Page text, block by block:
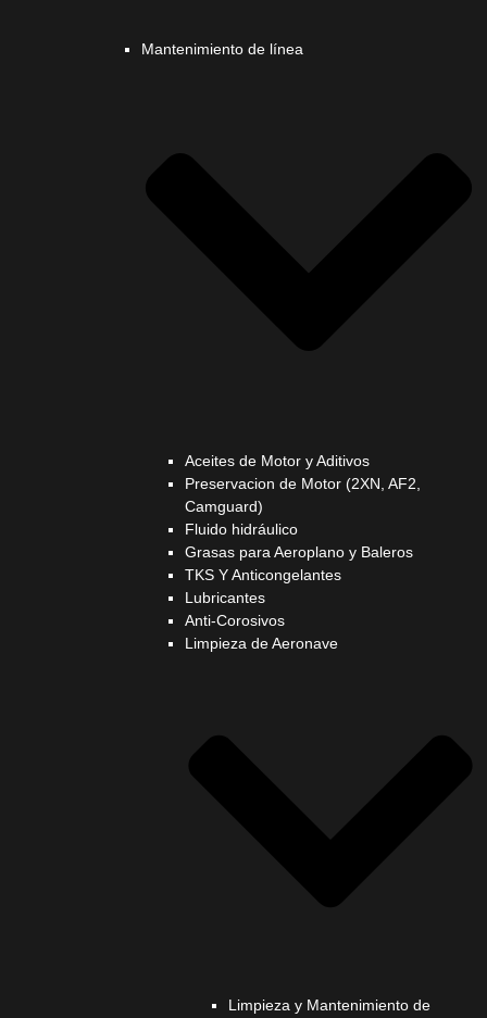
Mantenimiento de línea
Aceites de Motor y Aditivos
Preservacion de Motor (2XN, AF2,
Camguard)
Fluido hidráulico
Grasas para Aeroplano y Baleros
TKS Y Anticongelantes
Lubricantes
Anti-Corosivos
Limpieza de Aeronave
Limpieza y Mantenimiento de